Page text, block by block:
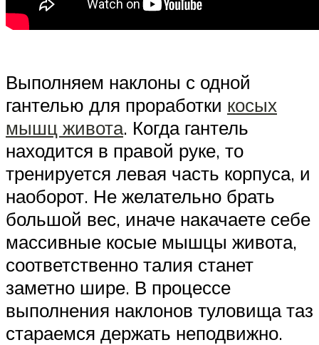
Выполняем наклоны с одной
гантелью для проработки косых
мышц живота. Когда гантель
находится в правой руке, то
тренируется левая часть корпуса, и
наоборот. Не желательно брать
большой вес, иначе накачаете себе
массивные косые мышцы живота,
соответственно талия станет
заметно шире. В процессе
выполнения наклонов туловища таз
стараемся держать неподвижно.